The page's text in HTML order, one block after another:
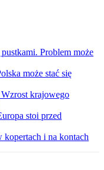
Problem może
może stać się
krajowego
stoi przed
i na kontach